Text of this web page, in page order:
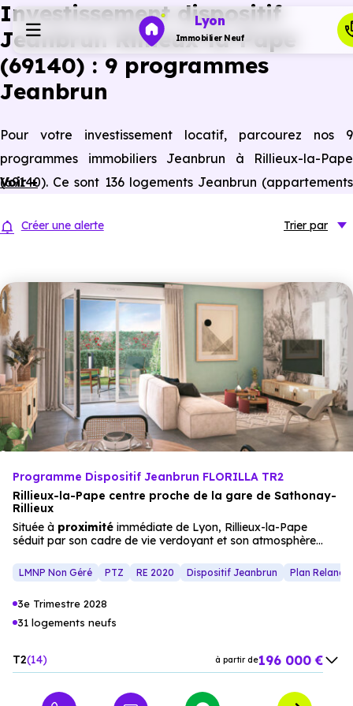
Lyon
Immobilier Neuf
Programmes neufs
Ressources
Financer
Investissement dispositif
Jeanbrun Rillieux-la-Pape
(69140) : 9 programmes
Jeanbrun
Pour votre investissement locatif, parcourez nos 9
programmes immobiliers Jeanbrun à Rillieux-la-Pape
(69140). Ce sont 136 logements Jeanbrun (appartements
éligibles à ce statut du bailleur privé.
Voir +
Créer une alerte Trier par
Programme Dispositif Jeanbrun FLORILLA TR2
Rillieux-la-Pape centre proche de la gare de Sathonay-
Rillieux
Située à proximité immédiate de Lyon, Rillieux-la-Pape
séduit par son cadre de vie verdoyant et son atmosphère
permet de rejoindre facilement lesquartiers lyonnais tout en
profitant d’un environnement plus apaisé. Lecentre-ville,
essentielles : commerces
transports, facilitant le quotidien des résidents. Implantée
paysager, véritable havre de verdure, invite à la détente et
aux moments de partage. L’architecture contemporaine, aux
environnement. Les appartements du 2 au
4 pièces
LMNP Non Géré PTZ RE 2020 Dispositif Jeanbrun Plan
3e Trimestre 2028
31 logements neufs
T2 14 à partir de196 000 €